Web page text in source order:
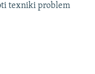
texniki problem